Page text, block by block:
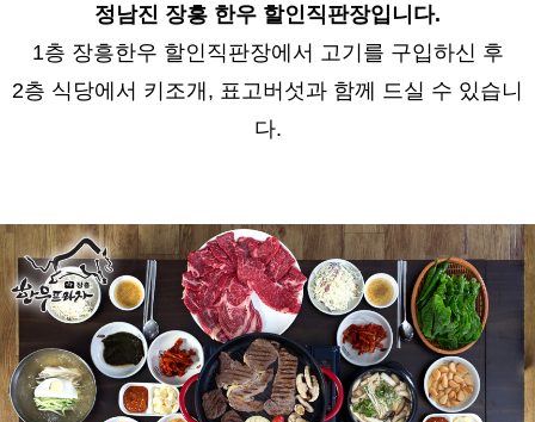
정남진 장흥 한우 할인직판장입니다.
1층 장흥한우 할인직판장에서 고기를 구입하신 후
2층 식당에서 키조개, 표고버섯과 함께 드실 수 있습니
다.